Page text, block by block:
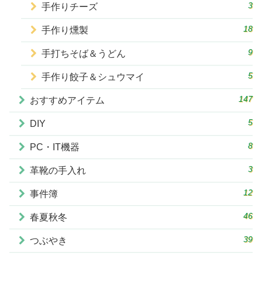
手作りチーズ 3
手作り燻製 18
手打ちそば＆うどん 9
手作り餃子＆シュウマイ 5
おすすめアイテム 147
DIY 5
PC・IT機器 8
革靴の手入れ 3
事件簿 12
春夏秋冬 46
つぶやき 39